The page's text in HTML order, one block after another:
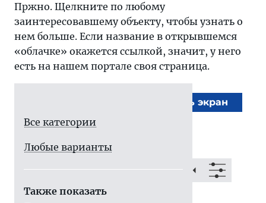
Пржно. Щелкните по любому
заинтересовавшему объекту, чтобы узнать о
нем больше. Если название в открывшемся
«облачке» окажется ссылкой, значит, у него
есть на нашем портале своя страница.
На весь экран
Все категории
Любые варианты
Также показать